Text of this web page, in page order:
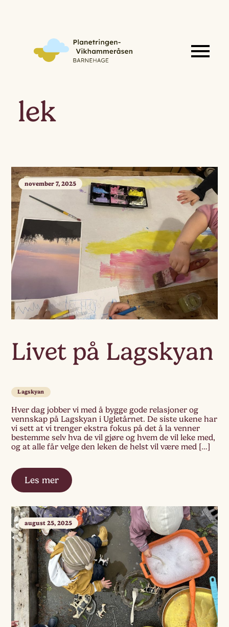
lek
Livet på Lagskyan
november 7, 2025
Lagskyan
Hver dag jobber vi med å bygge gode relasjoner og
vennskap på Lagskyan i Ugletårnet. De siste ukene har
vi sett at vi trenger ekstra fokus på det å la venner
bestemme selv hva de vil gjøre og hvem de vil leke med,
og at alle får velge den leken de helst vil være med […]
Les mer
august 25, 2025